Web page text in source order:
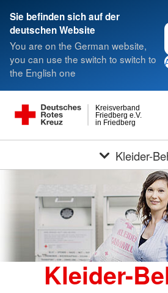
Sie befinden sich auf der
deutschen Website
You are on the German website,
you can use the switch to switch to
the English one
in Friedberg
Friedberg e.V.
Kreisverband
Kleider-
Kleider-